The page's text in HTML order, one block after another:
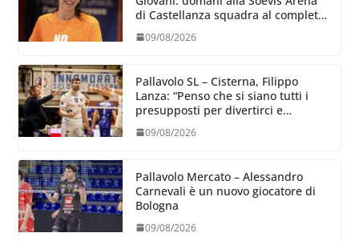
di Castellanza squadra al completo
09/08/2026
Pallavolo SL – Cisterna, Filippo
Lanza: “Penso che si siano tutti i
presupposti per divertirci e
sappia divertire”
09/08/2026
Pallavolo Mercato – Alessandro
Carnevali è un nuovo giocatore di
Bologna
09/08/2026